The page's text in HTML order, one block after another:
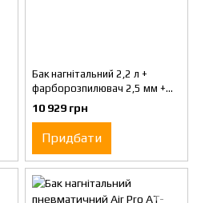
Бак нагнітальний 2,2 л +
фарборозпилювач 2,5 мм +
шланг 2 м пневматичний Air
Pro 77-2QT
10 929 грн
Придбати